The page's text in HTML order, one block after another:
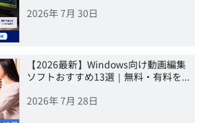
2026年 7月 30日
【2026最新】Windows向け動画編集
ソフトおすすめ13選｜無料・有料を…
2026年 7月 28日